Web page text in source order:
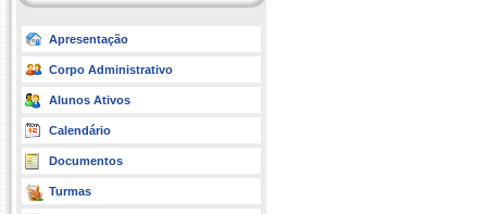
Apresentação
Corpo Administrativo
Alunos Ativos
Calendário
Documentos
Turmas